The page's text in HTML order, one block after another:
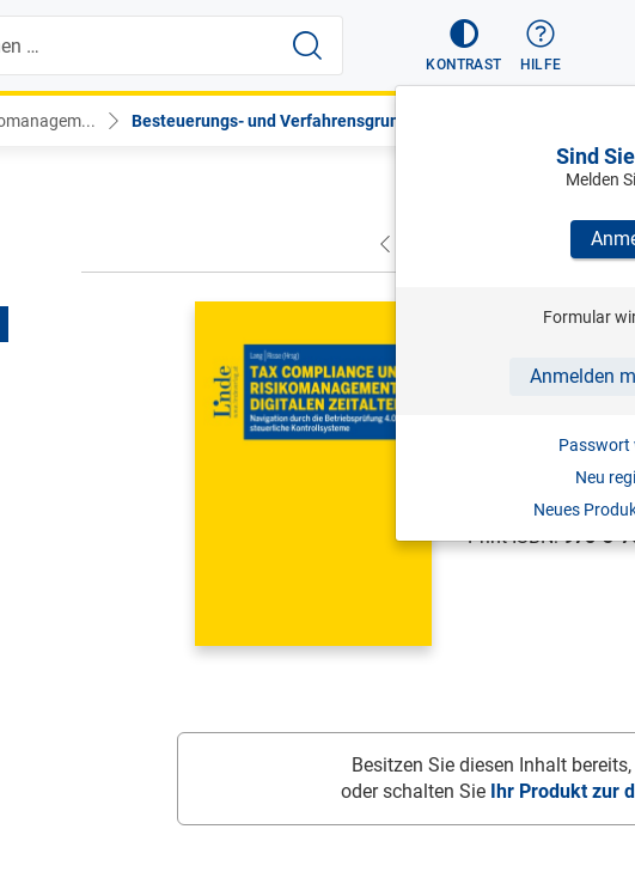
KONTRAST HILFE
Sind
Melden
Formular
Anmelden
Passwort
Neu
Neues
Besteuerungs- und Verfahrensgrun...
NÄCHSTER
LANG/RISSE (HRSG)
Tax
Zeitalter
Navigation durch
Kontrollsysteme
1. Aufl. 2024
Print-ISBN:978-3-
Besitzen Sie diesen Inhalt bereits,
oder schalten Sie Ihr Produkt zur